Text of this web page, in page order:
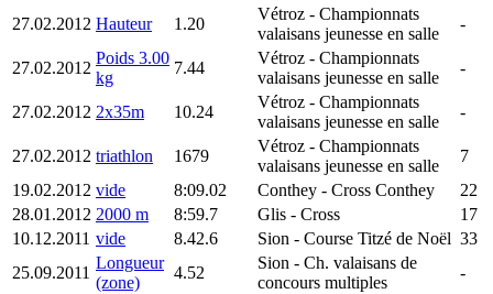
27.02.2012 Hauteur 1.20
Vétroz - Championnats
valaisans jeunesse en salle
-
27.02.2012
Poids 3.00
kg
7.44
Vétroz - Championnats
valaisans jeunesse en salle
-
27.02.2012 2x35m 10.24
Vétroz - Championnats
valaisans jeunesse en salle
-
27.02.2012 triathlon 1679
Vétroz - Championnats
valaisans jeunesse en salle
7
19.02.2012 vide 8:09.02 Conthey - Cross Conthey
22
28.01.2012 2000 m 8:59.7 Glis - Cross
17
10.12.2011 vide 8.42.6 Sion - Course Titzé de Noël 33
25.09.2011
Longueur
(zone)
4.52
Sion - Ch. valaisans de
concours multiples
-